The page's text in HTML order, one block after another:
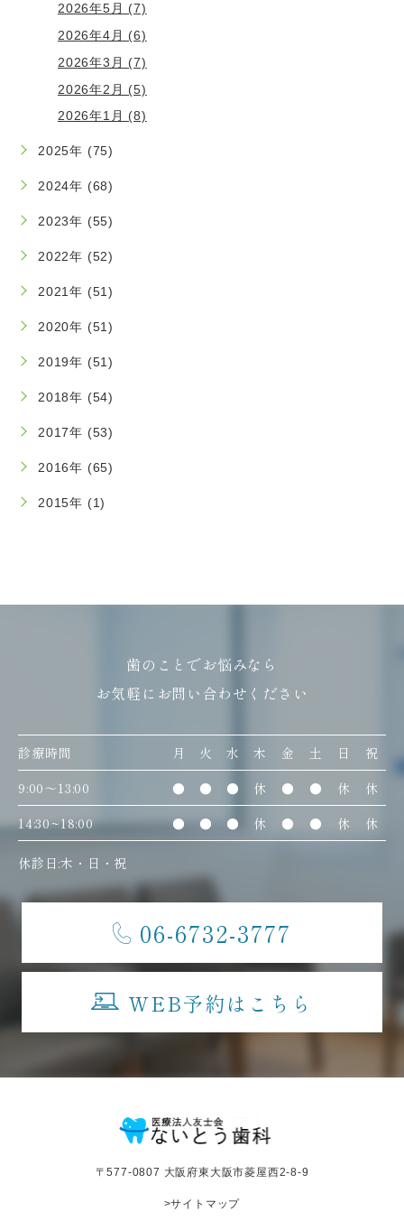
2026年5月 (7)
2026年4月 (6)
2026年3月 (7)
2026年2月 (5)
2026年1月 (8)
2025年 (75)
2024年 (68)
2023年 (55)
2022年 (52)
2021年 (51)
2020年 (51)
2019年 (51)
2018年 (54)
2017年 (53)
2016年 (65)
2015年 (1)
歯のことでお悩みなら
お気軽にお問い合わせください
診療時間 月 火 水 木 金 土 日
祝
9:00〜13:00
● ● ● 休 ● ● 休
休
14:30~18:00
● ● ● 休 ● ● 休 休
休診日:木・日・祝
06-6732-3777
WEB予約はこちら
〒577-0807 大阪府東大阪市菱屋西2-8-9
>サイトマップ